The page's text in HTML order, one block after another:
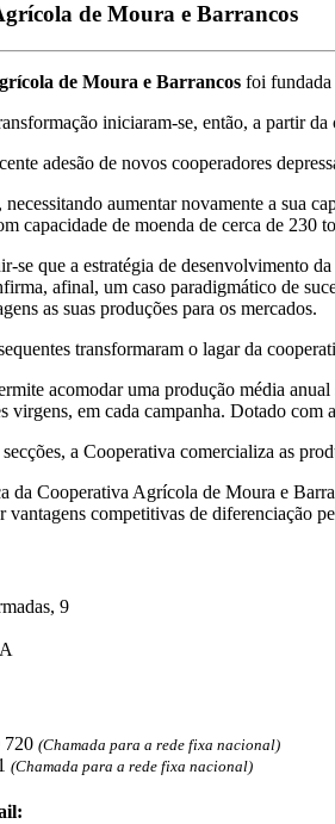
de Moura e Barrancos
de Moura e Barrancos foi fundada
iniciaram-se, então, a partir
adesão de novos cooperadores
aumentar novamente a sua
capacidade de moenda de cerca de 230
se que a estratégia de desenvolvimento
afinal, um caso paradigmático de
as suas produções para os mercados.
transformaram o lagar da
acomodar uma produção média
virgens, em cada campanha. Dotado com
secções, a Cooperativa comercializa as
da Cooperativa Agrícola de Moura e
vantagens competitivas de diferenciação
9
720 (Chamada para a rede fixa nacional)
(Chamada para a rede fixa nacional)